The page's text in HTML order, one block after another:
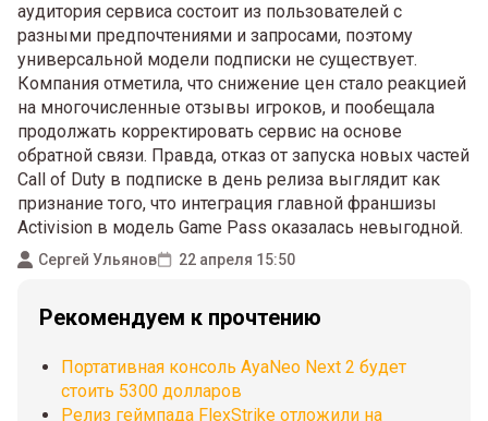
аудитория сервиса состоит из пользователей с
разными предпочтениями и запросами, поэтому
универсальной модели подписки не существует.
Компания отметила, что снижение цен стало реакцией
на многочисленные отзывы игроков, и пообещала
продолжать корректировать сервис на основе
обратной связи. Правда, отказ от запуска новых частей
Call of Duty в подписке в день релиза выглядит как
признание того, что интеграция главной франшизы
Activision в модель Game Pass оказалась невыгодной.
Сергей Ульянов 22 апреля 15:50
Рекомендуем к прочтению
Портативная консоль AyaNeo Next 2 будет
стоить 5300 долларов
Релиз геймпада FlexStrike отложили на